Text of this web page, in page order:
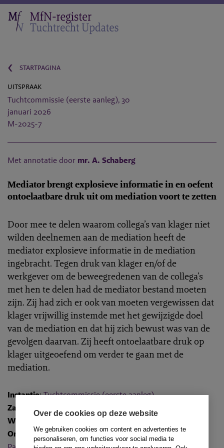
Over de cookies op deze website
We gebruiken cookies om content en advertenties te
personaliseren, om functies voor social media te
‹
startpagina
uitspraak
Tuchtcommissie (eerste aanleg), 30
januari 2026
M-2025-7
Met annotatie door mr. A. Schaberg
Mediator brengt explosieve informatie in en oefent
ontoelaatbare druk uit om mediation voort te zetten
Door mee te delen waarom collega’s van klager niet
wilden deelnemen aan de mediation heeft de
mediator explosieve informatie in de mediation
ingebracht. Tegen druk van klager en/of de
werkgever om de beweegredenen van de collega’s
met hen te delen had de mediator bestand moeten
zijn. Zij had zich er ook van moeten vergewissen dat
klager vrijwillig instemde met het gewijzigde doel
van de mediation en dat hij zich bewust was van de
gevolgen daarvan. Zij heeft ontoelaatbare druk op
klager uitgeoefend om verder te gaan met de
mediation.
Instantie:Tuchtcommissie (eerste aanleg)
Zaaknummer : M-2025-7
Wetsartikelen
Onderwerpen:Competentie, Onpartijdigheiden